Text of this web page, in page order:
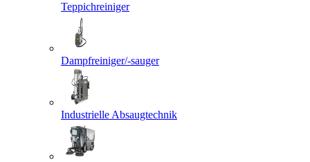
Teppichreiniger
Dampfreiniger/-sauger
Industrielle Absaugtechnik